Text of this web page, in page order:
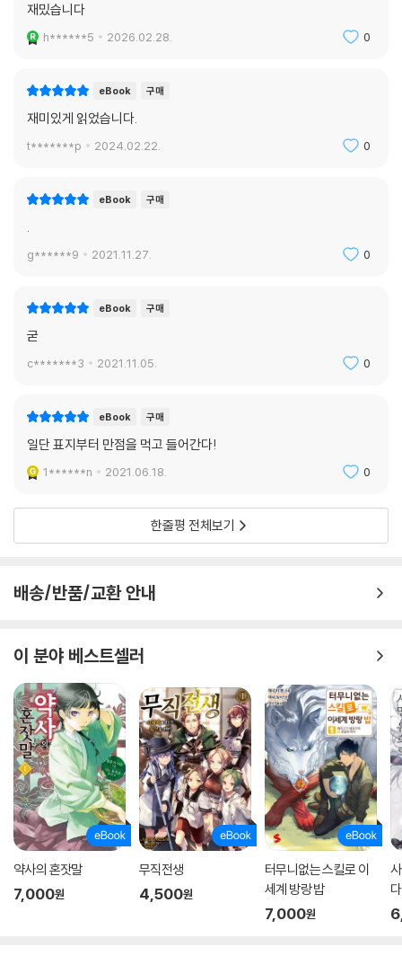
재밌습니다
h******5 2026.02.28. 0
eBook 구매
재미있게 읽었습니다.
t*******p 2024.02.22. 0
eBook 구매
.
g******9 2021.11.27. 0
eBook 구매
굳
c*******3 2021.11.05. 0
eBook 구매
일단 표지부터 만점을 먹고 들어간다!
1******n 2021.06.18. 0
한줄평 전체보기
배송/반품/교환 안내
이 분야 베스트셀러
약사의 혼잣말
7,000원
무직전생
4,500원
터무니없는 스킬로 이
세계 방랑 밥
7,000원